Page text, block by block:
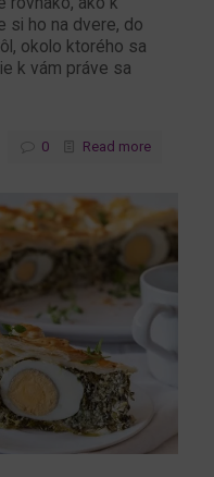
si ho na dvere, do
okolo ktorého sa
k vám práve sa
0 Read more